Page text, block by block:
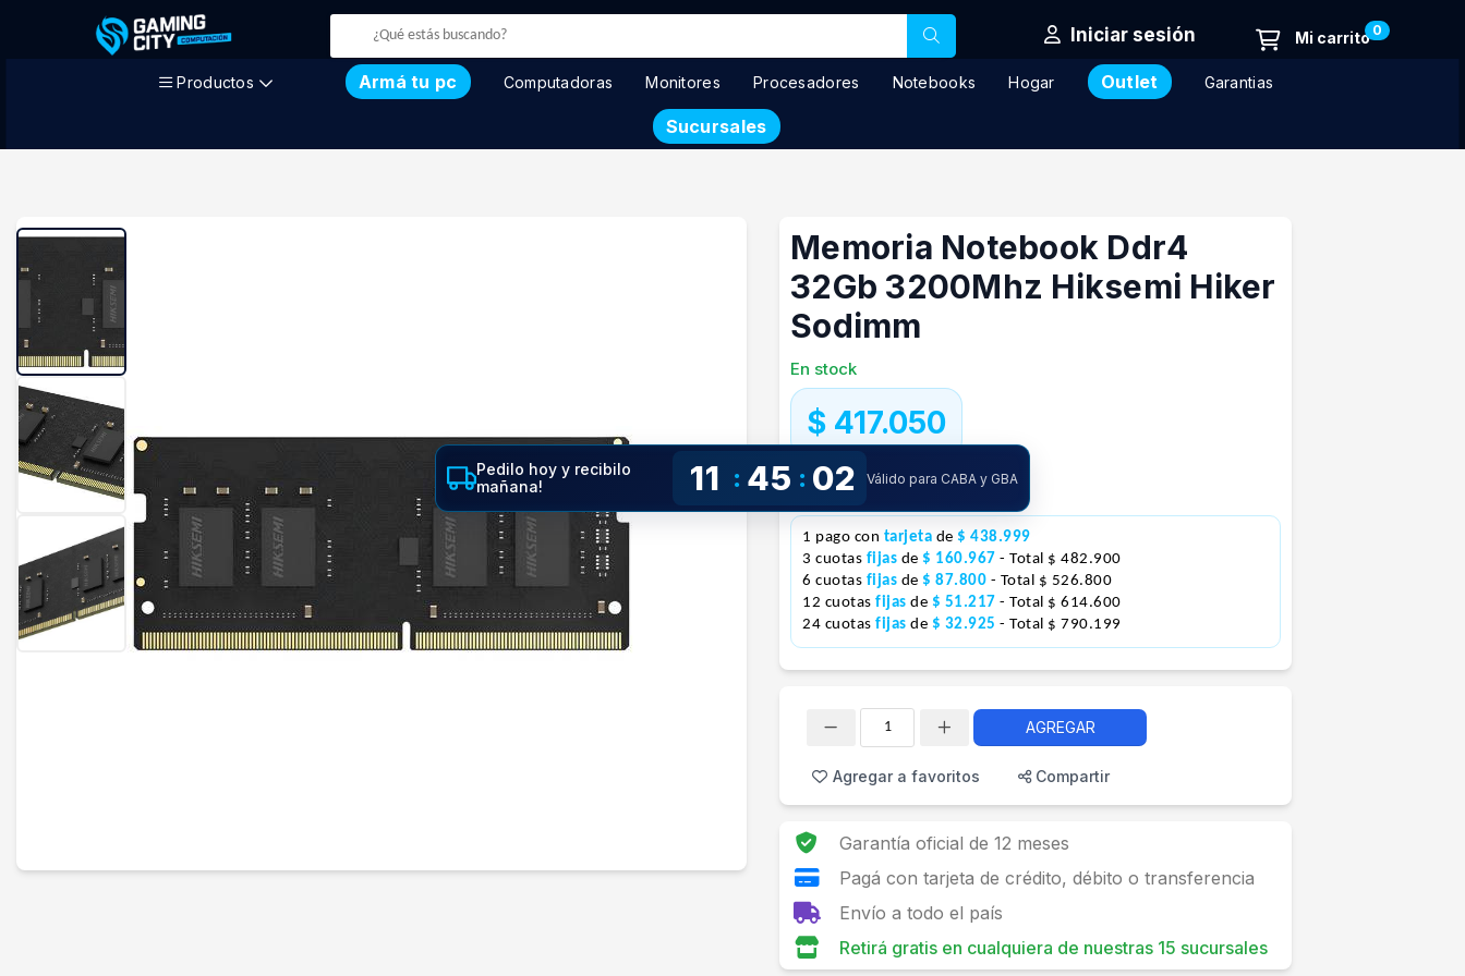
Iniciar sesión 0
Productos Armá tu pc Computadoras Monitores Procesadores Notebooks Hogar Outlet Garantias
Sucursales
Memoria Notebook Ddr4
32Gb 3200Mhz Hiksemi Hiker
Sodimm
En stock
$ 417.050
Precio especial con transferencia
Precio S/Imp.Nac. $377.421
1 pago con tarjeta de $ 438.999
3 cuotas fijas de $ 160.967 - Total $ 482.900
6 cuotas fijas de $ 87.800 - Total $ 526.800
12 cuotas fijas de $ 51.217 - Total $ 614.600
24 cuotas fijas de $ 32.925 - Total $ 790.199
Pedilo hoy y recibilo
mañana!
11 : 45 : 01 Válido para CABA y GBA
AGREGAR
Agregar a favoritos Compartir
Garantía oficial de 12 meses
Pagá con tarjeta de crédito, débito o transferencia
Envío a todo el país
Retirá gratis en cualquiera de nuestras 15 sucursales